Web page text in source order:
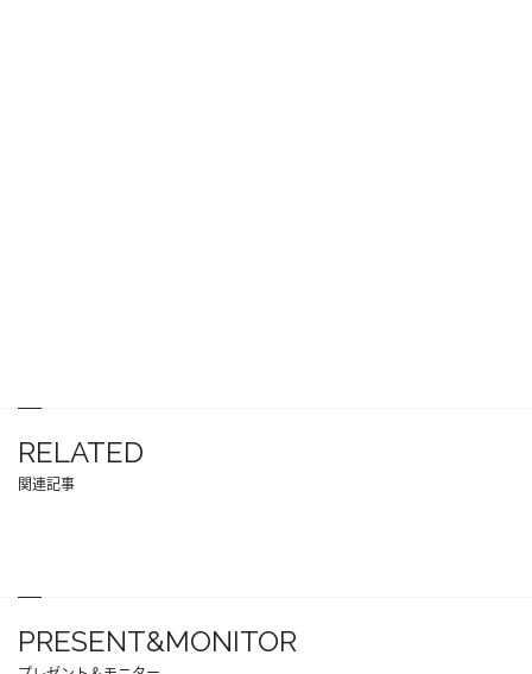
RELATED
関連記事
PRESENT&MONITOR